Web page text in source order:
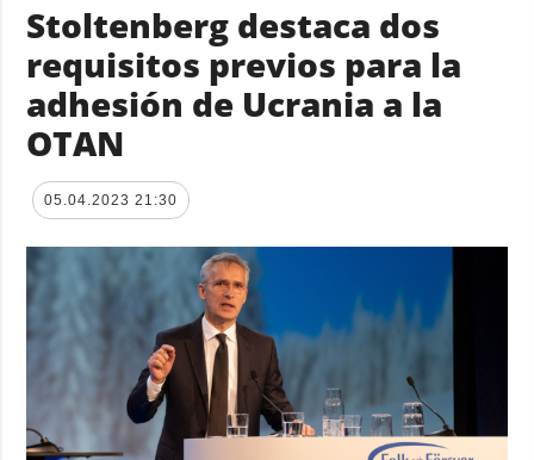
TODAS LAS
CATEGORÍAS
Guerra
Reconstrucción
de Ucrania
Política
Economía
Sociedad y
Cultura
Deportes
Crimen
AGENCIA
sobre la agencia
privacidad y
protección de
Stoltenberg destaca dos
requisitos previos para la
adhesión de Ucrania a la
OTAN
05.04.2023 21:30